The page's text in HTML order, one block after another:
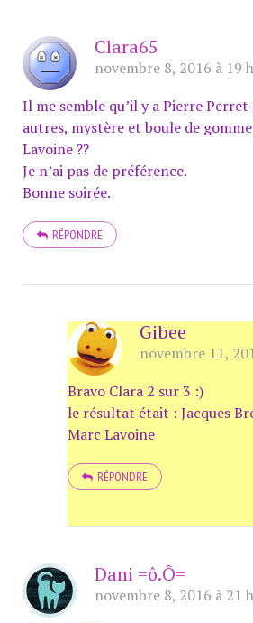
Clara65
novembre 8, 2016 à 19
Il me semble qu’il y a Pierre
autres, mystère et boule de
Lavoine ??
Je n’ai pas de préférence.
Bonne soirée.
RÉPONDRE
Gibee
novembre 11,
Bravo Clara 2 sur 3 :)
le résultat était : Jacques
Marc Lavoine
RÉPONDRE
Dani =ô.Ô=
novembre 8, 2016 à 21